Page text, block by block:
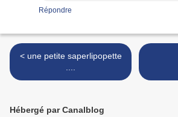
Répondre
< une petite saperlipopette
Hébergé par Canalblog